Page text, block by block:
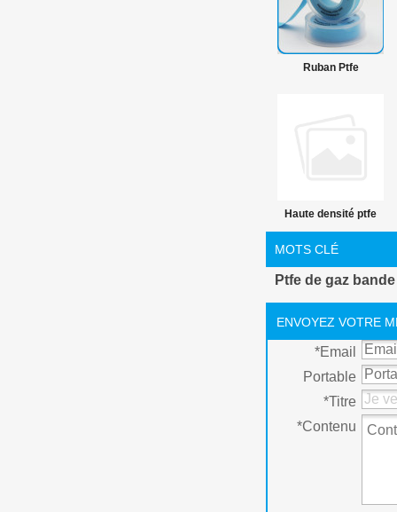
Ruban Ptfe
Haute densité ptfe
joint d'huile
MOTS CLÉ
Ptfe de gaz bande
ENVOYEZ VOTRE
*Email
Portable
*Titre
*Contenu